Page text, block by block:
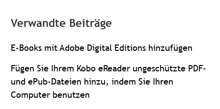
Verwandte Beiträge
E-Books mit Adobe Digital Editions hinzufügen
Fügen Sie Ihrem Kobo eReader ungeschützte PDF-
und ePub-Dateien hinzu, indem Sie Ihren
Computer benutzen